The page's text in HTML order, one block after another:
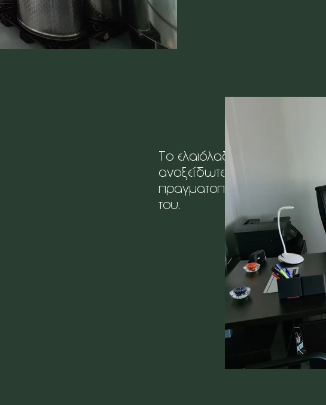
Το ελαιόλαδο
ανοξείδωτες δεξαμενές
πραγματοποιηθεί η
του.